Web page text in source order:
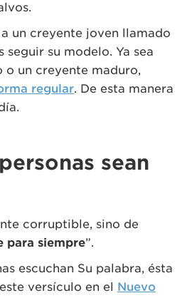
un creyente joven llamado
su modelo. Ya sea
o un creyente maduro,
regular. De esta manera
sean
corruptible, sino de
para siempre”.
escuchan Su palabra, ésta
versículo en el Nuevo